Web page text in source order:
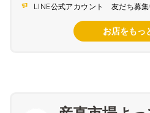
LINE公式アカウント 友だち募集
お店をもっ